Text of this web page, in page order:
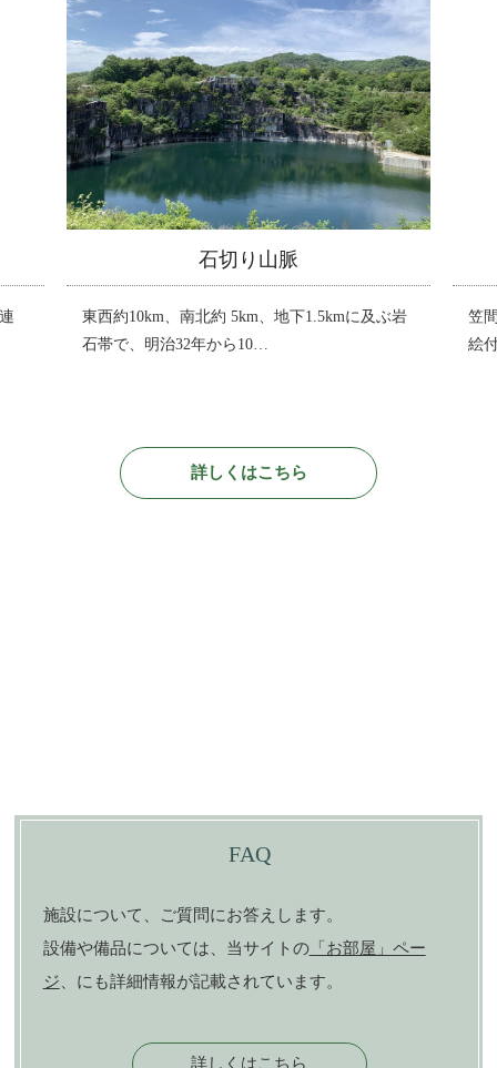
石切り山脈
東西約10km、南北約 5km、地下1.5kmに及ぶ岩
石帯で、明治32年から10…
笠
絵
詳しくはこちら
FAQ
施設について、ご質問にお答えします。
設備や備品については、当サイトの「お部屋」ペー
ジ 、にも詳細情報が記載されています。
詳しくはこちら